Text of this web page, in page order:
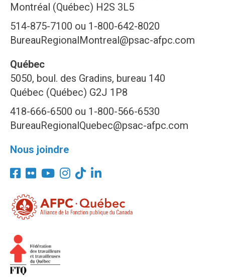
Montréal (Québec) H2S 3L5
514-875-7100 ou 1-800-642-8020
BureauRegionalMontreal@psac-afpc.com
Québec
5050, boul. des Gradins, bureau 140
Québec (Québec) G2J 1P8
418-666-6500 ou 1-800-566-6530
BureauRegionalQuebec@psac-afpc.com
Nous joindre